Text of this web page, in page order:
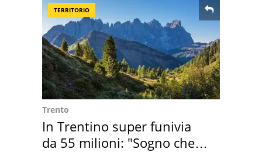
TERRITORIO
Trento
In Trentino super funivia
da 55 milioni: "Sogno che si